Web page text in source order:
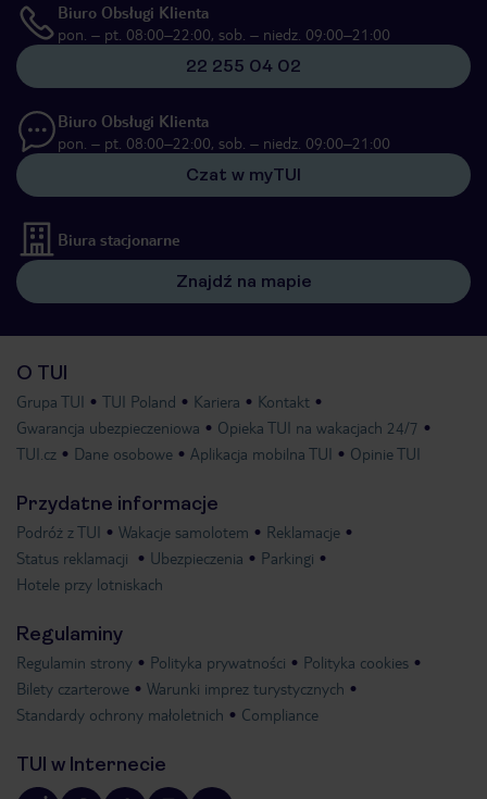
Biuro Obsługi Klienta
pon. – pt. 08:00–22:00, sob. – niedz. 09:00–21:00
22 255 04 02
Biuro Obsługi Klienta
pon. – pt. 08:00–22:00, sob. – niedz. 09:00–21:00
Czat w myTUI
Biura stacjonarne
Znajdź na mapie
O TUI
Grupa TUI TUI Poland Kariera
Kontakt
Gwarancja ubezpieczeniowa
Opieka TUI na wakacjach 24/7
TUI.cz
Dane osobowe Aplikacja mobilna TUI Opinie TUI
Przydatne informacje
Podróż z TUI Wakacje samolotem
Reklamacje
Status reklamacji
Ubezpieczenia
Parkingi
Hotele przy lotniskach
Regulaminy
Regulamin strony Polityka prywatności
Polityka cookies
Bilety czarterowe
Warunki imprez turystycznych
Standardy ochrony małoletnich
Compliance
TUI w Internecie